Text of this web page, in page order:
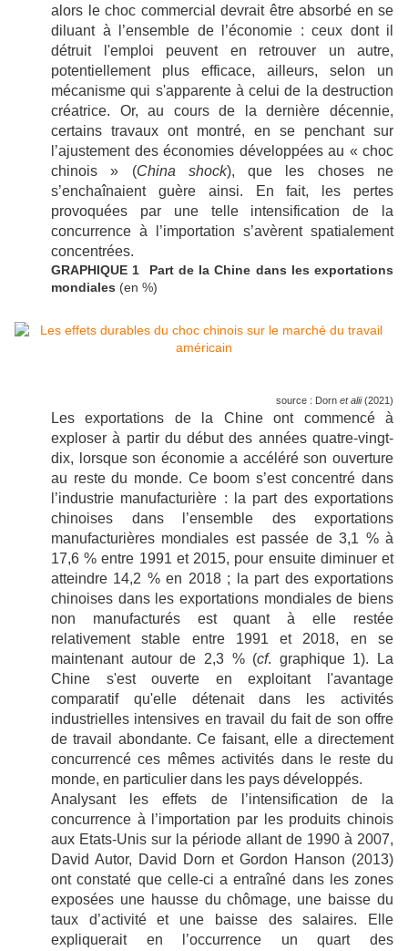
alors le choc commercial devrait être absorbé en se
diluant à l’ensemble de l’économie : ceux dont il
détruit l'emploi peuvent en retrouver un autre,
potentiellement plus efficace, ailleurs, selon un
mécanisme qui s'apparente à celui de la destruction
créatrice. Or, au cours de la dernière décennie,
certains travaux ont montré, en se penchant sur
l’ajustement des économies développées au « choc
chinois » (China shock), que les choses ne
s’enchaînaient guère ainsi. En fait, les pertes
provoquées par une telle intensification de la
concurrence à l’importation s’avèrent spatialement
concentrées.
GRAPHIQUE 1 Part de la Chine dans les exportations
mondiales (en %)
source : Dorn et alii(2021)
Les exportations de la Chine ont commencé à
exploser à partir du début des années quatre-vingt-
dix, lorsque son économie a accéléré son ouverture
au reste du monde. Ce boom s’est concentré dans
l’industrie manufacturière : la part des exportations
chinoises dans l’ensemble des exportations
manufacturières mondiales est passée de 3,1 % à
17,6 % entre 1991 et 2015, pour ensuite diminuer et
atteindre 14,2 % en 2018 ; la part des exportations
chinoises dans les exportations mondiales de biens
non manufacturés est quant à elle restée
relativement stable entre 1991 et 2018, en se
maintenant autour de 2,3 % (cf. graphique 1). La
Chine s'est ouverte en exploitant l'avantage
comparatif qu'elle détenait dans les activités
industrielles intensives en travail du fait de son offre
de travail abondante. Ce faisant, elle a directement
concurrencé ces mêmes activités dans le reste du
monde, en particulier dans les pays développés.
Analysant les effets de l’intensification de la
concurrence à l’importation par les produits chinois
aux Etats-Unis sur la période allant de 1990 à 2007,
David Autor, David Dorn et Gordon Hanson (2013)
ont constaté que celle-ci a entraîné dans les zones
exposées une hausse du chômage, une baisse du
taux d’activité et une baisse des salaires. Elle
expliquerait en l’occurrence un quart des